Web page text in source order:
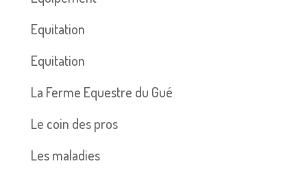
Equitation
Equitation
La Ferme Equestre du Gué
Le coin des pros
Les maladies